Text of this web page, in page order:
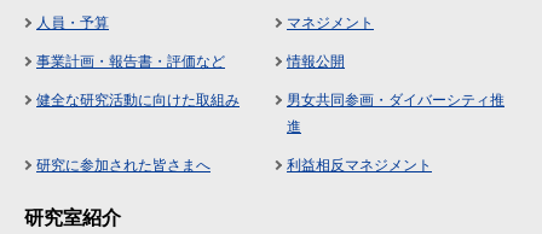
人員・予算 マネジメント
事業計画・報告書・評価など 情報公開
健全な研究活動に向けた取組み
男女共同参画・ダイバーシティ推
進
研究に参加された皆さまへ 利益相反マネジメント
研究室紹介